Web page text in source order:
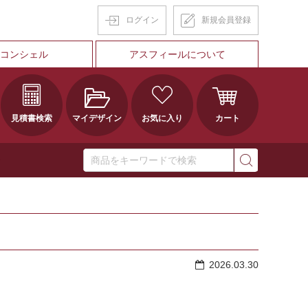
ログイン 新規会員登録
ンシェル アスフィールについて
見積書検索 マイデザイン お気に入り カート
2026.03.30